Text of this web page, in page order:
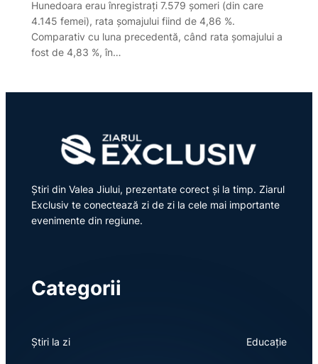
Hunedoara erau înregistrați 7.579 șomeri (din care
4.145 femei), rata șomajului fiind de 4,86 %.
Comparativ cu luna precedentă, când rata șomajului a
fost de 4,83 %, în…
Știri din Valea Jiului, prezentate corect și la timp. Ziarul
Exclusiv te conectează zi de zi la cele mai importante
evenimente din regiune.
Categorii
Știri la zi Educație